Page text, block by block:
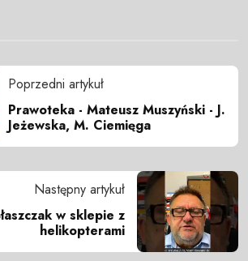
Poprzedni artykuł
Prawoteka - Mateusz Muszyński - J.
Jeżewska, M. Ciemięga
Następny artykuł
w sklepie z
helikopterami